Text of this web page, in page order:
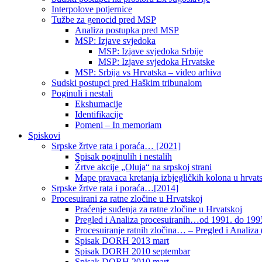
Interpolove potjernice
Tužbe za genocid pred MSP
Analiza postupka pred MSP
MSP: Izjave svjedoka
MSP: Izjave svjedoka Srbije
MSP: Izjave svjedoka Hrvatske
MSP: Srbija vs Hrvatska – video arhiva
Sudski postupci pred Haškim tribunalom
Poginuli i nestali
Ekshumacije
Identifikacije
Pomeni – In memoriam
Spiskovi
Srpske žrtve rata i poraća… [2021]
Spisak poginulih i nestalih
Žrtve akcije „Oluja“ na srpskoj strani
Mape pravaca kretanja izbjegličkih kolona u
Srpske žrtve rata i poraća…[2014]
Procesuirani za ratne zločine u Hrvatskoj
Praćenje suđenja za ratne zločine u Hrvatskoj
Pregled i Analiza procesuiranih…od 1991. do
Procesuiranje ratnih zločina… – Pregled i Analiza
Spisak DORH 2013 mart
Spisak DORH 2010 septembar